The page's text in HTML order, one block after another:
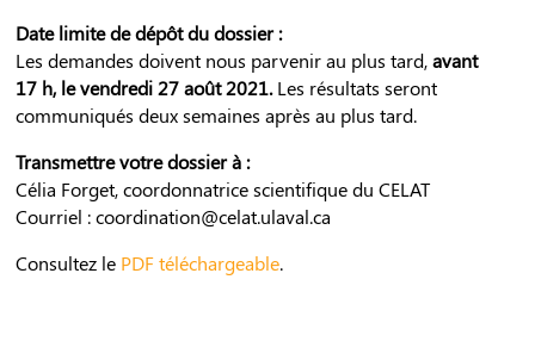
Date limite de dépôt du dossier :
Les demandes doivent nous parvenir au plus tard,avant
17 h, le vendredi 27 août 2021.Les résultats seront
communiqués deux semaines après au plus tard.
Transmettre votre dossier à :
Célia Forget, coordonnatrice scientifique du CELAT
Courriel : coordination@celat.ulaval.ca
Consultez le PDF téléchargeable.